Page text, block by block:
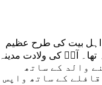
اہل بیت کی طرح عظیم
آپؑ کی ولادت مدینہ
میں اپنے والد کے ساتھ
کے ساتھ واپس